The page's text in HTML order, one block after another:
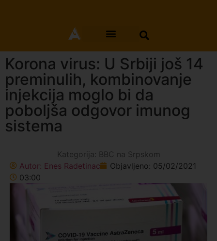
Korona virus: U Srbiji još 14
preminulih, kombinovanje
injekcija moglo bi da
poboljša odgovor imunog
sistema
Kategorija: BBC na Srpskom
Autor: Enes Radetinac Objavljeno: 05/02/2021
03:00